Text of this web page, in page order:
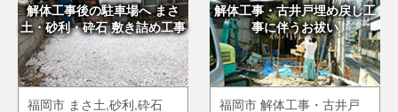
解体工事後の駐車場へ まさ
土・砂利・砕石 敷き詰め工事
福岡市 まさ土,砂利,砕石
解体工事・古井戸埋め戻し工
事に伴うお祓い
福岡市 解体工事・古井戸